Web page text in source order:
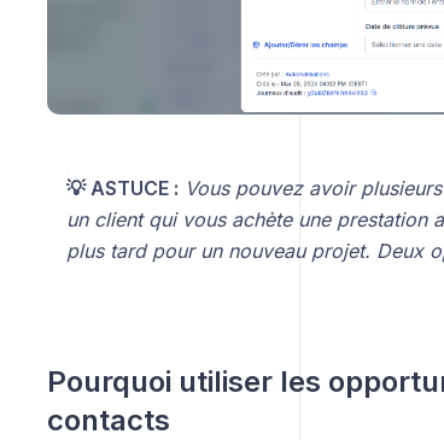
💡 ASTUCE : Vous pouvez avoir
un client qui vous achète une prestation
plus tard pour un nouveau projet. Deux
Pourquoi utiliser les
contacts